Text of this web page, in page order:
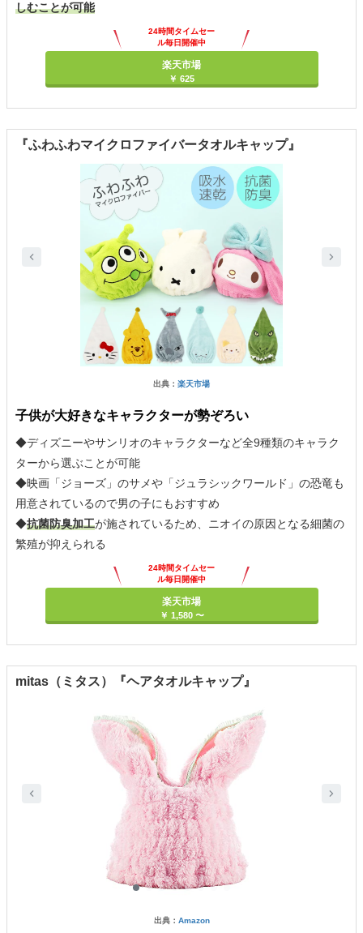
しむことが可能
24時間タイムセー
ル毎日開催中
楽天市場
￥ 625
『ふわふわマイクロファイバータオルキャップ』
出典： 楽天市場
子供が大好きなキャラクターが勢ぞろい
◆ディズニーやサンリオのキャラクターなど全9種類のキャラク
ターから選ぶことが可能
◆映画「ジョーズ」のサメや「ジュラシックワールド」の恐竜も
用意されているので男の子にもおすすめ
◆抗菌防臭加工が施されているため、ニオイの原因となる細菌の
繁殖が抑えられる
24時間タイムセー
ル毎日開催中
楽天市場
￥ 1,580 〜
mitas（ミタス）『ヘアタオルキャップ』
出典： Amazon